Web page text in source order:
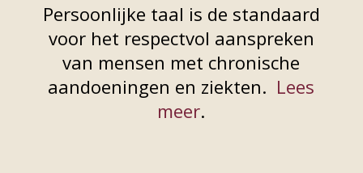
Persoonlijke taal is de standaard
voor het respectvol aanspreken
van mensen met chronische
aandoeningen en ziekten. Lees
meer.